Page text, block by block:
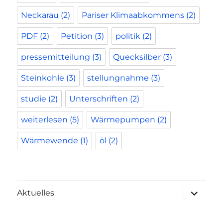
Neckarau (2) Pariser Klimaabkommens (2)
PDF (2) Petition (3) politik (2)
pressemitteilung (3) Quecksilber (3)
Steinkohle (3) stellungnahme (3)
studie (2) Unterschriften (2)
weiterlesen (5) Wärmepumpen (2)
Wärmewende (1) öl (2)
Aktuelles
anzeigen